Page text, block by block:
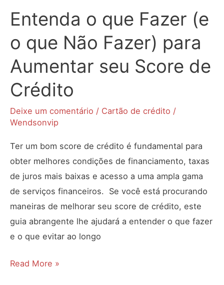
Entenda o que Fazer (e
o que Não Fazer) para
Aumentar seu Score de
Crédito
Deixe um comentário / Cartão de crédito /
Wendsonvip
Ter um bom score de crédito é fundamental para
obter melhores condições de financiamento, taxas
de juros mais baixas e acesso a uma ampla gama
de serviços financeiros. Se você está procurando
maneiras de melhorar seu score de crédito, este
guia abrangente lhe ajudará a entender o que fazer
e o que evitar ao longo
Entenda
Read More »